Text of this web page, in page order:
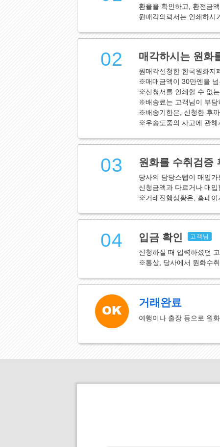
환율을 확인하고, 환전금
원매각의뢰서는 인쇄하시
02 매각하시는 원화
원매각신청한 한국원화지
※매매금액이 30만엔을
※신청서를 인쇄할 수 없
※배송료는 고객님이 부담
※배송기한은, 신청한 후
※우송도중의 사고에 관해
03 원화를 수취검증
당사의 담당스텝이 매입
신청금액과 다르거나 매
※거래진행상황은, 홈페이
04 입금 확인 고객님
신청하실 때 입력하셨던
※통상, 당사에서 원화수
거래완료
여행이나 출장 등으로 원